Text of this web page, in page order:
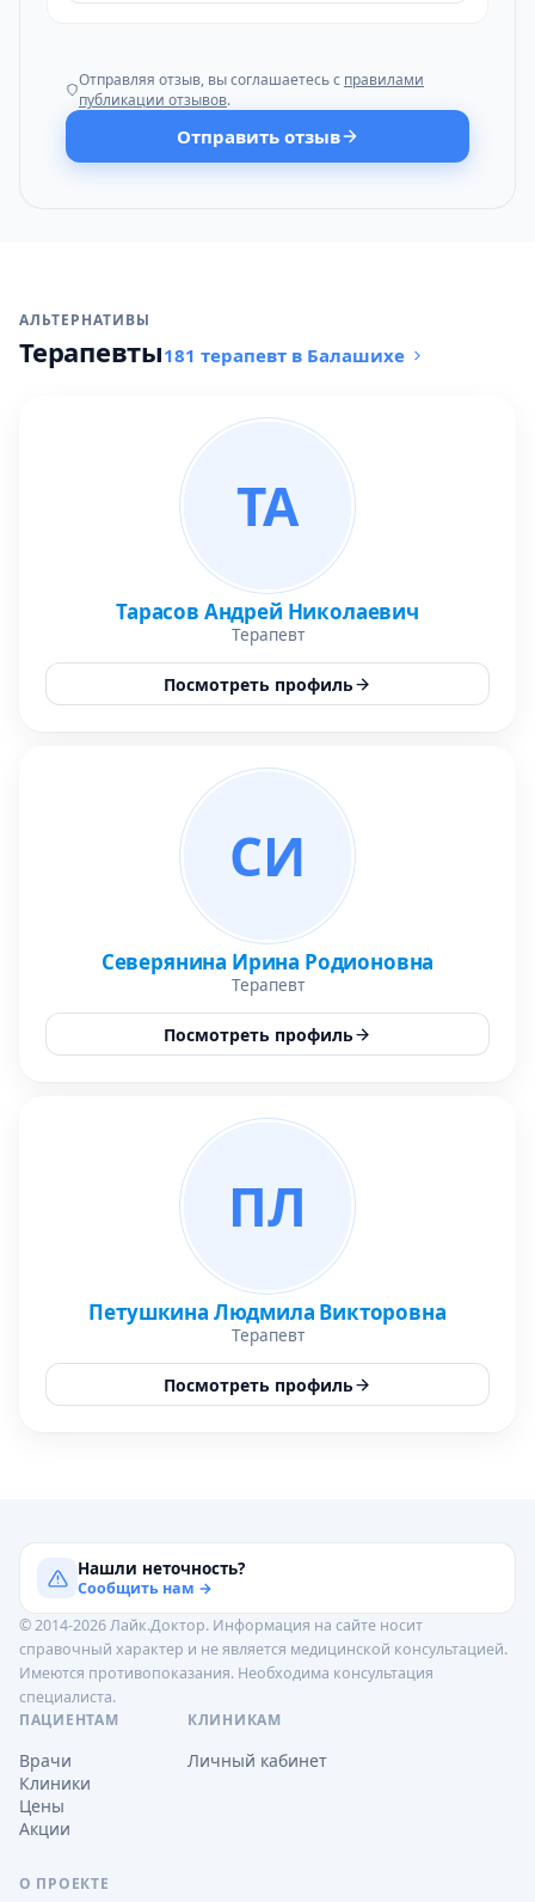
Отправляя отзыв, вы соглашаетесь с правилами
публикации отзывов.
Отправить отзыв
АЛЬТЕРНАТИВЫ
Терапевты181 терапевт в Балашихе
ТА
Тарасов Андрей Николаевич
Терапевт
Посмотреть профиль
СИ
Северянина Ирина Родионовна
Терапевт
Посмотреть профиль
ПЛ
Петушкина Людмила Викторовна
Терапевт
Посмотреть профиль
Нашли неточность?
Сообщить нам →
© 2014-2026 Лайк.Доктор. Информация на сайте носит
справочный характер и не является медицинской консультацией.
Имеются противопоказания. Необходима консультация
специалиста.
ПАЦИЕНТАМ
Врачи
Клиники
Цены
Акции
КЛИНИКАМ
Личный кабинет
О ПРОЕКТЕ